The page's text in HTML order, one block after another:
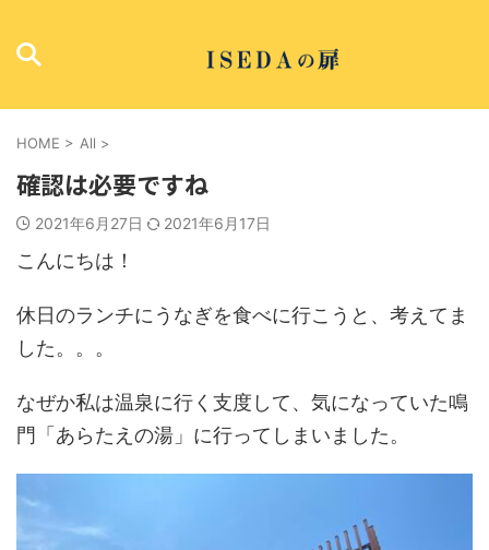
HOME > All >
確認は必要ですね
2021年6月27日 2021年6月17日
こんにちは！
休日のランチにうなぎを食べに行こうと、考えてま
した。。。
なぜか私は温泉に行く支度して、気になっていた鳴
門「あらたえの湯」に行ってしまいました。